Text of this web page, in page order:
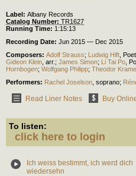
Label: Albany Records
Catalog Number: TR1627
Running Time: 1:15:13
Recording Date: Jun 2015 — Dec 2015
Composers: Adolf Strauss; Ludwig Hift Poet
Gideon Klein arr. ; James Simon; Li Tai Po
Hornbogen; Wolfgang Philipp; Theodor
Performers: Rachel Joselson soprano;
Read Liner Notes Buy
To listen:
click here to login
Ich weiss bestimmt, ich werd dich
wiedersehn